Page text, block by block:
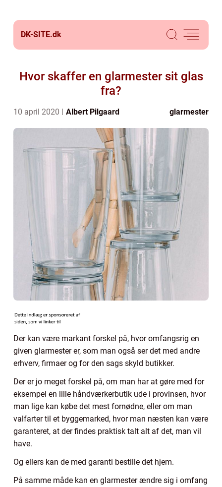
DK-SITE.dk
Hvor skaffer en glarmester sit glas
fra?
10 april 2020 Albert Pilgaard glarmester
Der kan være markant forskel på, hvor omfangsrig en
given glarmester er, som man også ser det med andre
erhverv, firmaer og for den sags skyld butikker.
Der er jo meget forskel på, om man har at gøre med for
eksempel en lille håndværkerbutik ude i provinsen, hvor
man lige kan købe det mest fornødne, eller om man
valfarter til et byggemarked, hvor man næsten kan være
garanteret, at der findes praktisk talt alt af det, man vil
have.
Og ellers kan de med garanti bestille det hjem.
På samme måde kan en glarmester ændre sig i omfang